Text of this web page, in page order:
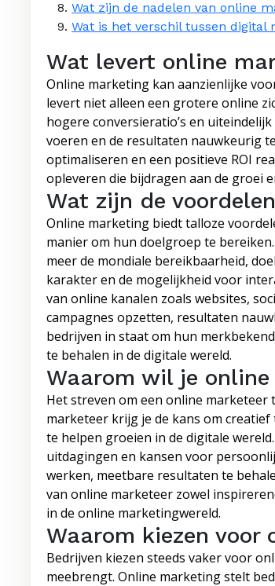
Wat zijn de nadelen van online
Wat is het verschil tussen
Wat levert online
Online marketing kan aanzienlijke
levert niet alleen een grotere online
hogere conversieratio’s en
voeren en de resultaten nauwkeurig
optimaliseren en een positieve ROI
opleveren die bijdragen aan de groei
Wat zijn de
Online marketing biedt talloze
manier om hun doelgroep te
meer de mondiale bereikbaarheid,
karakter en de mogelijkheid voor
van online kanalen zoals websites,
campagnes opzetten, resultaten
bedrijven in staat om hun
te behalen in de digitale wereld.
Waarom wil je
Het streven om een online
marketeer krijg je de kans om
te helpen groeien in de digitale
uitdagingen en kansen voor
werken, meetbare resultaten te
van online marketeer zowel
in de online marketingwereld.
Waarom kiezen voor
Bedrijven kiezen steeds vaker voor
meebrengt. Online marketing stelt